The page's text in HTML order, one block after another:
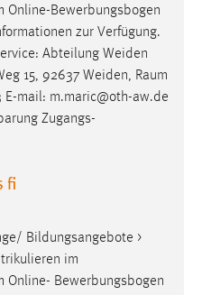
Online-Bewerbungsbogen
zur Verfügung.
Abteilung Weiden
15, 92637 Weiden, Raum
E-mail: m.maric@oth-aw.de
Zugangs-
fi
Bildungsangebote >
im
Online- Bewerbungsbogen